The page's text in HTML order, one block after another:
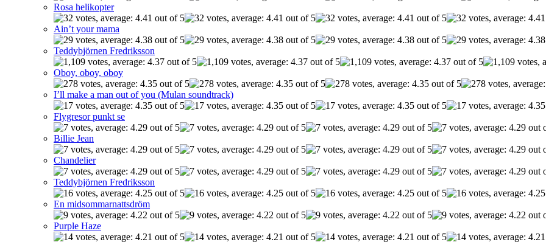
Rosa helikopter
Ain’t your mama
Teddybjörnen Fredriksson
Oboy, oboy, oboy
I’ll make a man out of you (Mulan soundtrack)
Flygresor punkt se
Billie Jean
Chandelier
Teddybjörnen Fredriksson
En midsommarnattsdröm
Purple Haze